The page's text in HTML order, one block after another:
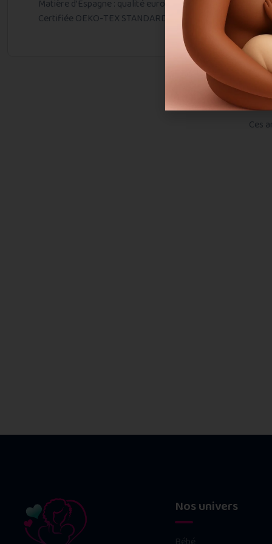
Matière d’Espagne : qualité européenne
Certifiée OEKO-TEX STANDARD 100 : sans substances
Ces
Nos univers